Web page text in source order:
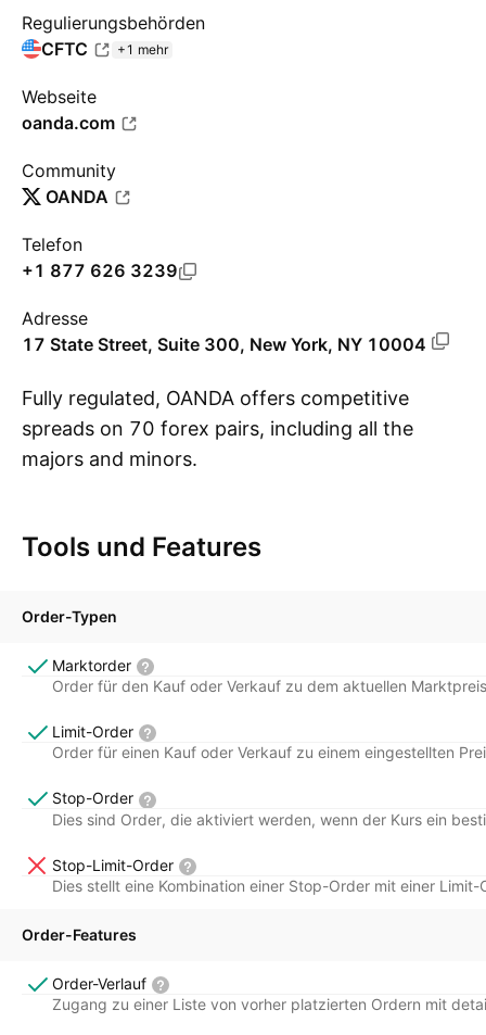
Regulierungsbehörden
CFTC
+1 mehr
Webseite
oanda.com
Community
OANDA
Telefon
+1 877 626 3239
Adresse
17 State Street, Suite 300, New York, NY 10004
Fully regulated, OANDA offers competitive
spreads on 70 forex pairs, including all the
majors and minors.
OANDA is the broker of choice for traders who
Established in 1996, OANDA has affiliates in the
New York, London, Singapore, Tokyo, Toronto,
Tools und Features
Order-Typen
Marktorder
Order für den Kauf oder Verkauf zu dem aktuellen
Limit-Order
Order für einen Kauf oder Verkauf zu einem eingestellten
Stop-Order
Dies sind Order, die aktiviert werden, wenn der Kurs ein
Stop-Limit-Order
Dies stellt eine Kombination einer Stop-Order mit einer
Order-Features
Order-Verlauf
Zugang zu einer Liste von vorher platzierten Ordern mit